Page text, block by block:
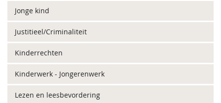
Jonge kind
Justitieel/Criminaliteit
Kinderrechten
Kinderwerk - Jongerenwerk
Lezen en leesbevordering